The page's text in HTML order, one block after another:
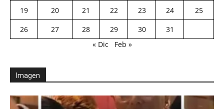
19
20 21 22 23 24
25
26
27 28 29 30
31
« Dic
Feb »
Imagen